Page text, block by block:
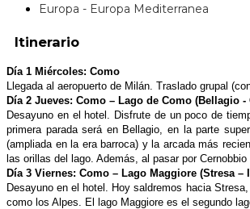
Europa - Europa Mediterranea
Itinerario
Día 1 Miércoles: Como
Llegada al aeropuerto de Milán. Traslado grupal
Día 2 Jueves: Como – Lago de Como (Bellagio
Desayuno en el hotel. Disfrute de un poco de
primera parada será en Bellagio, en la parte
(ampliada en la era barroca) y la arcada más
las orillas del lago. Además, al pasar por Cernobbio
Día 3 Viernes: Como – Lago Maggiore (Stresa –
Desayuno en el hotel. Hoy saldremos hacia
como los Alpes. El lago Maggiore es el segundo